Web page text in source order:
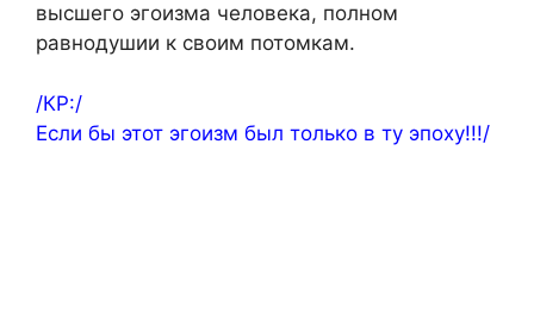
высшего эгоизма человека, полном
равнодушии к своим потомкам.
/КР:/
Если бы этот эгоизм был только в ту эпоху!!!/